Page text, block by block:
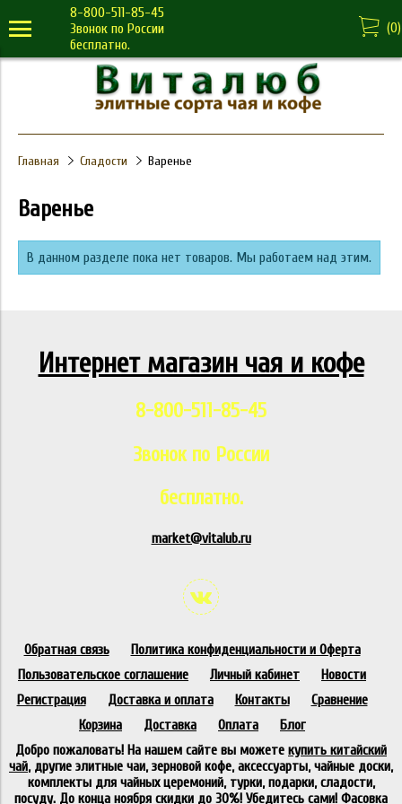
8-800-511-85-45
Звонок по России
бесплатно.
(0)
Главная Сладости Варенье
Варенье
В данном разделе пока нет товаров. Мы работаем над этим.
Интернет магазин чая и кофе
8-800-511-85-45
Звонок по России
бесплатно.
market@vitalub.ru
Обратная связь
Политика конфиденциальности и Оферта
Пользовательское соглашение
Личный кабинет
Новости
Регистрация
Доставка и оплата Контакты
Сравнение
Корзина
Доставка Оплата
Блог
Добро пожаловать! На нашем сайте вы можете купить китайский
чай, другие элитные чаи, зерновой кофе, аксессуарты, чайные доски,
комплекты для чайных церемоний, турки, подарки, сладости,
посуду. До конца ноября скидки до 30%! Убедитесь сами! Фасовка